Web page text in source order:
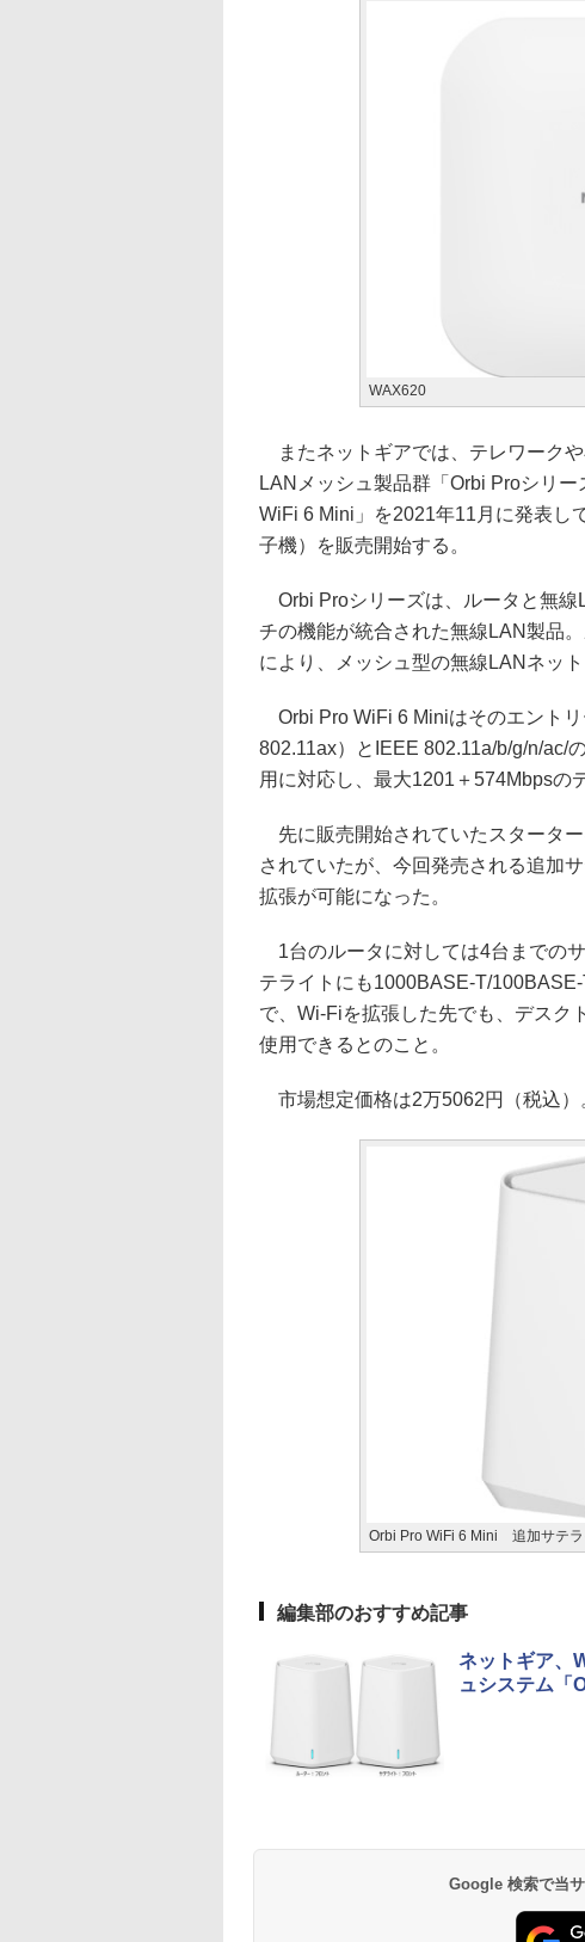
WAX620
またネットギアでは、テレワーク
LANメッシュ製品群「Orbi Proシリ
WiFi 6 Mini」を2021年11月に発表し
子機）を販売開始する。
Orbi Proシリーズは、ルータと無線
チの機能が統合された無線LAN製品
により、メッシュ型の無線LANネッ
Orbi Pro WiFi 6 Miniはそのエント
802.11ax）とIEEE 802.11a/b/g/n/ac/
用に対応し、最大1201＋574Mbpsの
先に販売開始されていたスタータ
されていたが、今回発売される追加
拡張が可能になった。
1台のルータに対しては4台までの
テライトにも1000BASE-T/
で、Wi-Fiを拡張した先でも、デスク
使用できるとのこと。
市場想定価格は2万5062円（税込）
Orbi Pro WiFi 6 Mini 追加サテラ
編集部のおすすめ記事
ネットギア、
ュシステム「
Google 検索で当